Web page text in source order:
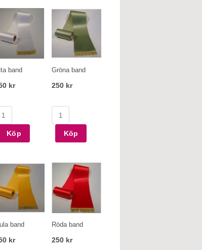
band
kr
Köp
Gröna band
250 kr
Köp
band
kr
Röda band
250 kr